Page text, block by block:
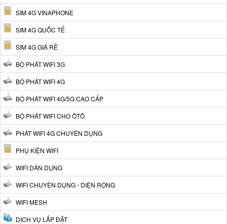
SIM 4G VINAPHONE
SIM 4G QUỐC TẾ
SIM 4G GIÁ RẺ
BỘ PHÁT WIFI 3G
BỘ PHÁT WIFI 4G
BỘ PHÁT WIFI 4G/5G CAO CẤP
BỘ PHÁT WIFI CHO ÔTÔ
PHÁT WIFI 4G CHUYÊN DỤNG
PHỤ KIỆN WIFI
WIFI DÂN DỤNG
WIFI CHUYÊN DỤNG - DIỆN RỘNG
WIFI MESH
DỊCH VỤ LẮP ĐẶT